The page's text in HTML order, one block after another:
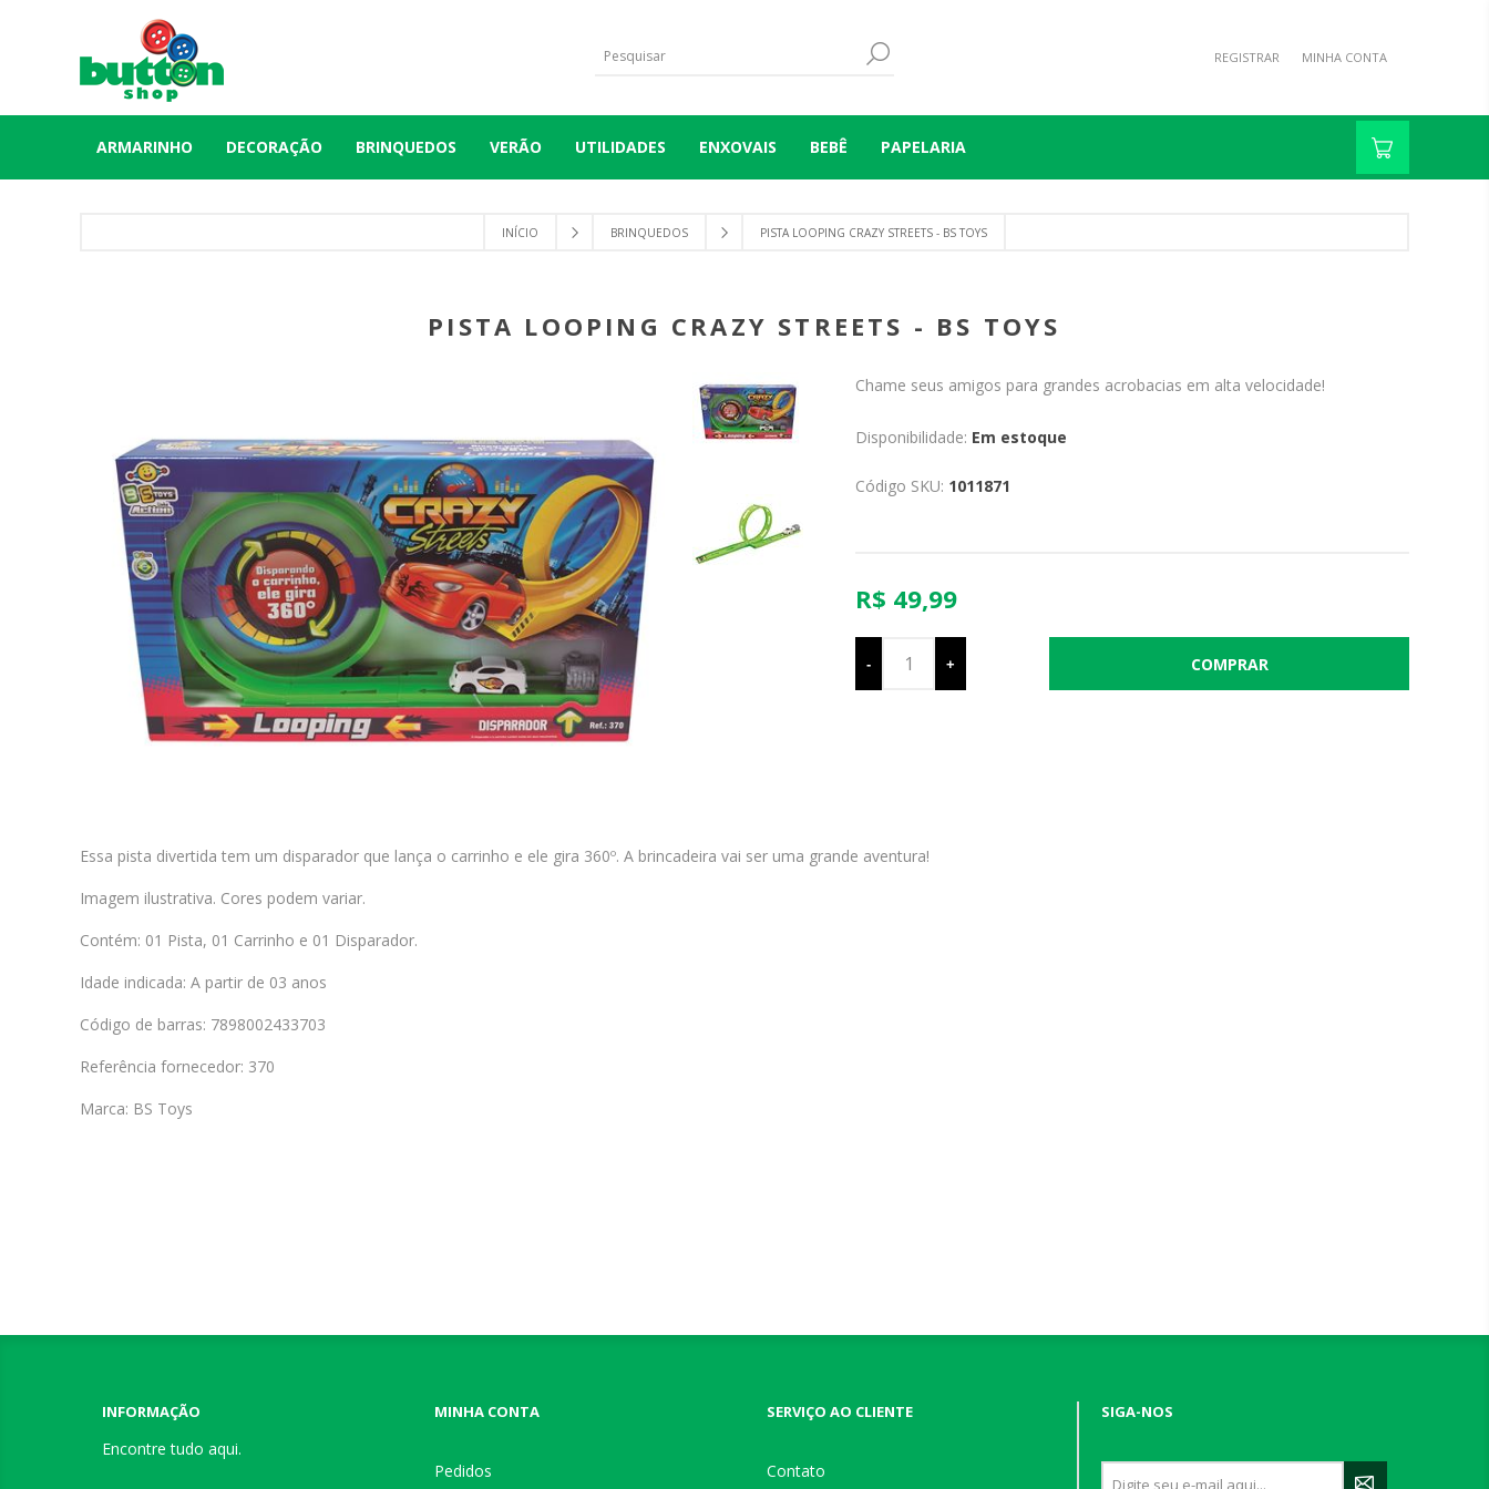
REGISTRAR MINHA CONTA
ARMARINHO DECORAÇÃO BRINQUEDOS VERÃO UTILIDADES ENXOVAIS BEBÊ PAPELARIA
INÍCIO BRINQUEDOS PISTA LOOPING CRAZY STREETS - BS TOYS
PISTA LOOPING CRAZY STREETS - BS TOYS
Chame seus amigos para grandes acrobacias em alta velocidade!
Disponibilidade: Em estoque
Código SKU: 1011871
R$ 49,99
- +
Essa pista divertida tem um disparador que lança o carrinho e ele gira 360º. A brincadeira vai ser uma grande aventura!
Imagem ilustrativa. Cores podem variar.
Contém: 01 Pista, 01 Carrinho e 01 Disparador.
Idade indicada: A partir de 03 anos
Código de barras: 7898002433703
Referência fornecedor: 370
Marca: BS Toys
INFORMAÇÃO
Encontre tudo aqui.
MINHA CONTA
Pedidos
SERVIÇO AO CLIENTE
Contato
SIGA-NOS